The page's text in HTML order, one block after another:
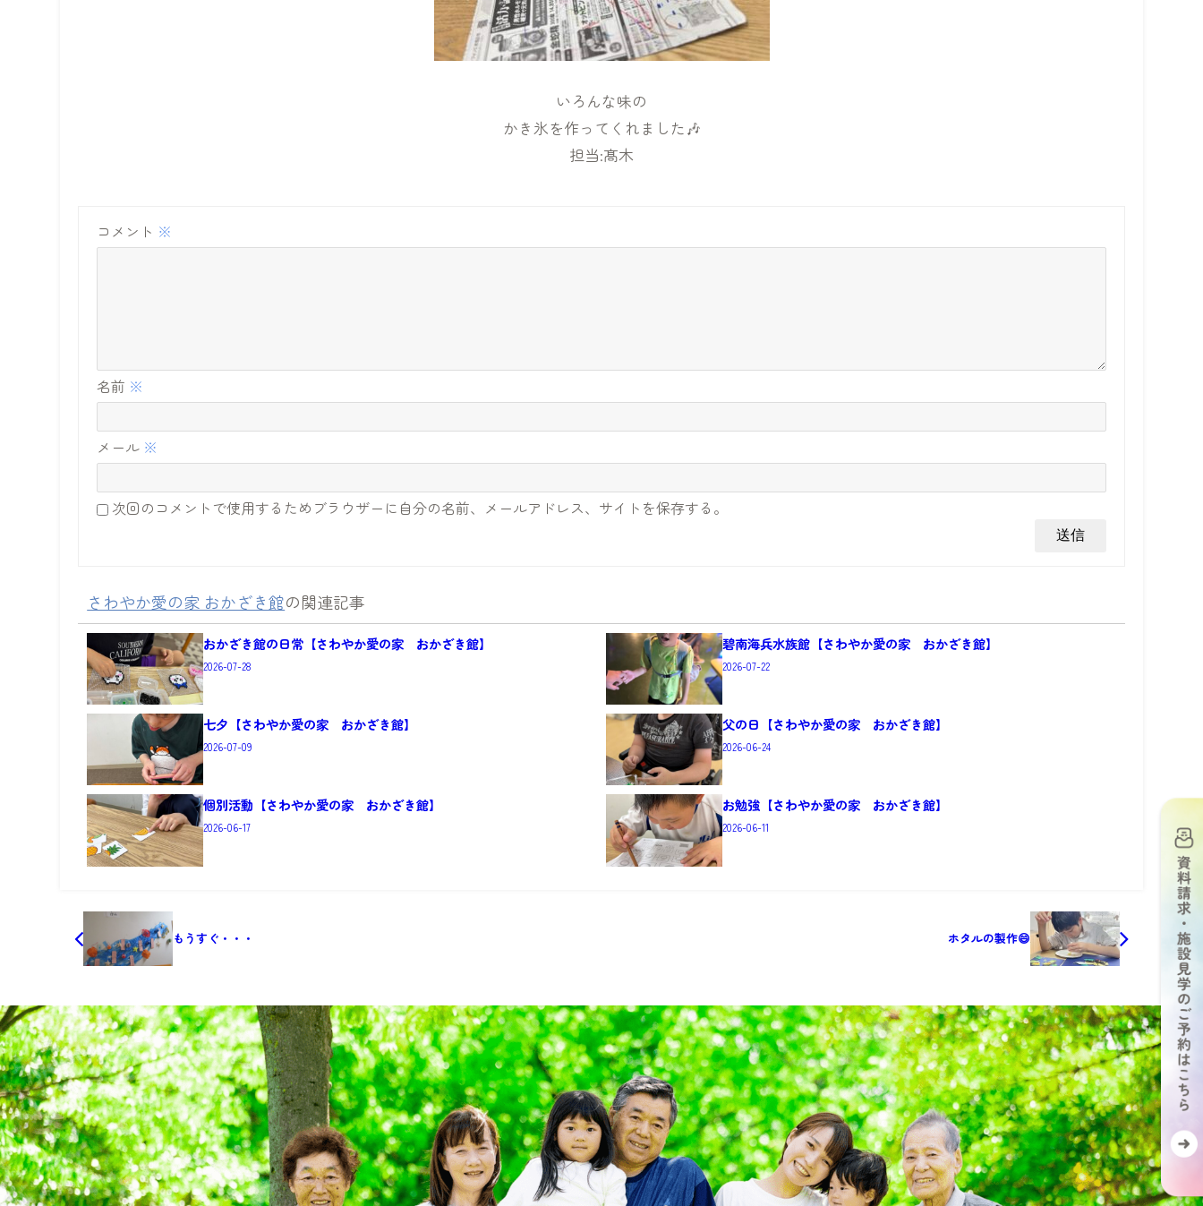
いろんな味の
かき氷を作ってくれました🎶
担当:髙木
コメント ※
名前 ※
メール ※
次回のコメントで使用するためブラウザーに自分の名前、メールアドレス、サイトを保存する。
さわやか愛の家 おかざき館の関連記事
おかざき館の日常【さわやか愛の家 おかざき館】
2026-07-28
碧南海兵水族館【さわやか愛の家 おかざき館】
2026-07-22
七夕【さわやか愛の家 おかざき館】
2026-07-09
父の日【さわやか愛の家 おかざき館】
2026-06-24
個別活動【さわやか愛の家 おかざき館】
2026-06-17
お勉強【さわやか愛の家 おかざき館】
2026-06-11
もうすぐ・・・ ホタルの製作😄